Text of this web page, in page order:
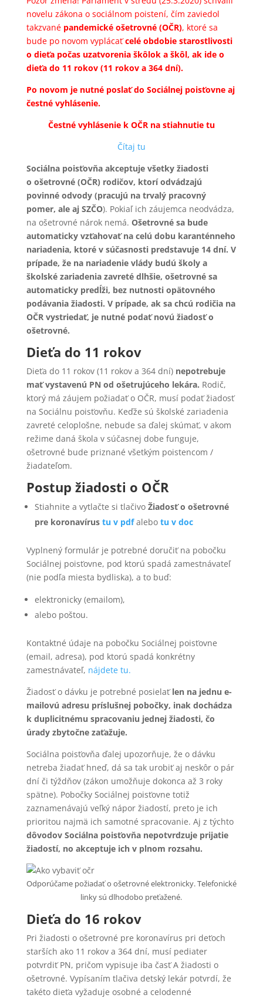
novelu zákona o sociálnom poistení, čím zaviedol
takzvané pandemické ošetrovné (OČR), ktoré sa
bude po novom vyplácaťcelé obdobie starostlivosti
o dieťa počas uzatvorenia škôlok a škôl, ak ide o
dieťa do 11 rokov (11 rokov a 364 dní).
Po novom je nutné poslať do Sociálnej poisťovne aj
čestné vyhlásenie.
Čestné vyhlásenie k OČR na stiahnutie tu
Čítaj tu
Sociálna poisťovňa akceptuje všetky žiadosti
o ošetrovné (OČR) rodičov, ktorí odvádzajú
povinné odvody (pracujú na trvalý pracovný
pomer, ale aj SZČO). Pokiaľ ich záujemca neodvádza,
na ošetrovné nárok nemá. Ošetrovné sa bude
automaticky vzťahovať na celú dobu karanténneho
nariadenia, ktoré v súčasnosti predstavuje 14 dní. V
prípade, že na nariadenie vlády budú školy a
školské zariadenia zavreté dlhšie, ošetrovné sa
automaticky predĺži, bez nutnosti opätovného
podávania žiadosti. V prípade, ak sa chcú rodičia na
OČR vystriedať, je nutné podať novú žiadosť o
ošetrovné.
Dieťa do 11 rokov
Dieťa do 11 rokov (11 rokov a 364 dní) nepotrebuje
mať vystavenú PN od ošetrujúceho lekára. Rodič,
ktorý má záujem požiadať o OČR, musí podať žiadosť
na Sociálnu poisťovňu. Keďže sú školské zariadenia
zavreté celoplošne, nebude sa ďalej skúmať, v akom
režime daná škola v súčasnej dobe funguje,
ošetrovné bude priznané všetkým poistencom /
žiadateľom.
Postup žiadosti o OČR
Stiahnite a vytlačte si tlačivo Žiadosť o ošetrovné
pre koronavírus tu v pdfalebo tu v doc
Vyplnený formulár je potrebné doručiť na pobočku
Sociálnej poisťovne, pod ktorú spadá zamestnávateľ
(nie podľa miesta bydliska), a to buď:
elektronicky (emailom),
alebo poštou.
Kontaktné údaje na pobočku Sociálnej poisťovne
(email, adresa), pod ktorú spadá konkrétny
zamestnávateľ, nájdete tu.
Žiadosť o dávku je potrebné posielaťlen na jednu e-
mailovú adresu príslušnej pobočky, inak dochádza
k duplicitnému spracovaniu jednej žiadosti, čo
úrady zbytočne zaťažuje.
Sociálna poisťovňa ďalej upozorňuje, že o dávku
netreba žiadať hneď, dá sa tak urobiť aj neskôr o pár
dní či týždňov (zákon umožňuje dokonca až 3 roky
spätne). Pobočky Sociálnej poisťovne totiž
zaznamenávajú veľký nápor žiadostí, preto je ich
prioritou najmä ich samotné spracovanie. Aj z týchto
dôvodov Sociálna poisťovňa nepotvrdzuje prijatie
žiadostí, no akceptuje ich v plnom rozsahu.
Odporúčame požiadať o ošetrovné elektronicky. Telefonické
linky sú dlhodobo preťažené.
Dieťa do 16 rokov
Pri žiadosti o ošetrovné pre koronavírus pri deťoch
starších ako 11 rokov a 364 dní, musí pediater
potvrdiť PN, pričom vypisuje iba časť A žiadosti o
ošetrovné. Vypísaním tlačiva detský lekár potvrdí, že
takéto dieťa vyžaduje osobné a celodenné